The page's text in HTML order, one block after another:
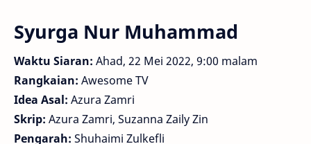
Syurga Nur Muhammad
Waktu Siaran: Ahad, 22 Mei 2022, 9:00 malam
Rangkaian: Awesome TV
Idea Asal: Azura Zamri
Skrip: Azura Zamri, Suzanna Zaily Zin
Pengarah: Shuhaimi Zulkefli